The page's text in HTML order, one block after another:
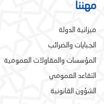
مهننا
ميزانية الدولة
الجبايات والضرائب
المؤسسات والمقاولات العمومية
التقاعد العمومي
الشؤون القانونية